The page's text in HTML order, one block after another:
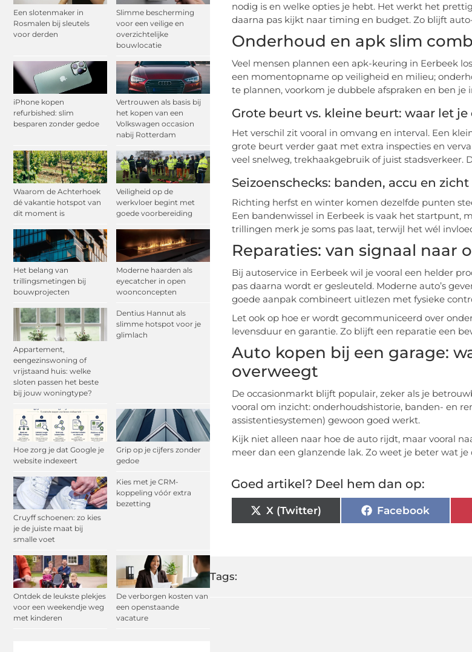
Een slotenmaker in
Rosmalen bij sleutels
voor derden
Slimme bescherming
voor een veilige en
overzichtelijke
bouwlocatie
iPhone kopen
refurbished: slim
besparen zonder gedoe
Vertrouwen als basis bij
het kopen van een
Volkswagen occasion
nabij Rotterdam
Waarom de Achterhoek
dé vakantie hotspot van
dit moment is
Veiligheid op de
werkvloer begint met
goede voorbereiding
Het belang van
trillingsmetingen bij
bouwprojecten
Moderne haarden als
eyecatcher in open
woonconcepten
Appartement,
eengezinswoning of
vrijstaand huis: welke
sloten passen het beste
bij jouw woningtype?
Dentius Hannut als
slimme hotspot voor je
glimlach
Hoe zorg je dat Google je
website indexeert
Grip op je cijfers zonder
gedoe
Cruyff schoenen: zo kies
je de juiste maat bij
smalle voet
Kies met je CRM-
koppeling vóór extra
bezetting
Ontdek de leukste plekjes
voor een weekendje weg
met kinderen
De verborgen kosten van
een openstaande
vacature
nodig is en welke opties je hebt. Het werkt het
daarna pas kijkt naar timing en budget. Zo blijft
Onderhoud en apk slim
Veel mensen plannen een apk-keuring in Eerbeek
een momentopname op veiligheid en milieu;
te plannen, voorkom je dubbele afspraken en ben je
Grote beurt vs. kleine beurt: waar let je
Het verschil zit vooral in omvang en interval. Een
grote beurt verder gaat met extra inspecties en
veel snelweg, trekhaakgebruik of juist stadsverkeer.
Seizoenschecks: banden, accu en zicht
Richting herfst en winter komen dezelfde punten
Een bandenwissel in Eerbeek is vaak het startpunt,
trillingen merk je soms pas laat, terwijl het wél
Reparaties: van signaal naar
Bij autoservice in Eerbeek wil je vooral een helder
pas daarna wordt er gesleuteld. Moderne auto’s
goede aanpak combineert uitlezen met fysieke
Let ook op hoe er wordt gecommuniceerd over
levensduur en garantie. Zo blijft een reparatie een
Auto kopen bij een garage:
overweegt
De occasionmarkt blijft populair, zeker als je
vooral om inzicht: onderhoudshistorie, banden- en
assistentiesystemen) gewoon goed werkt.
Kijk niet alleen naar hoe de auto rijdt, maar vooral
meer dan een glanzende lak. Zo weet je beter wat
Goed artikel? Deel hem dan op:
X (Twitter) Facebook
Tags: